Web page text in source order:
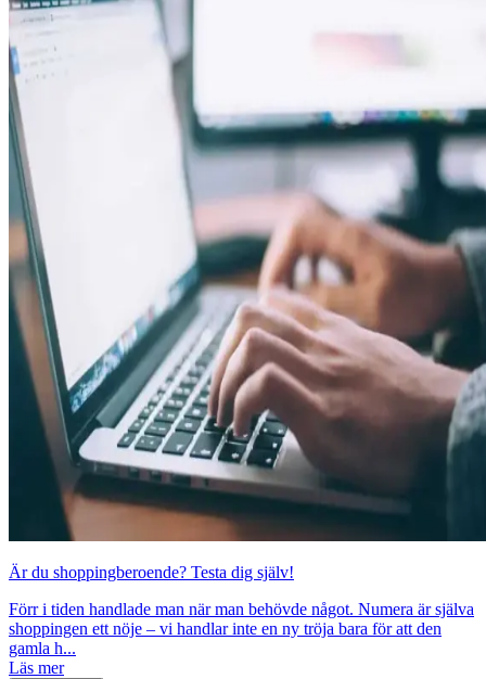
Är du shoppingberoende? Testa dig själv!
Förr i tiden handlade man när man behövde något. Numera är själva
shoppingen ett nöje – vi handlar inte en ny tröja bara för att den
gamla h...
Läs mer